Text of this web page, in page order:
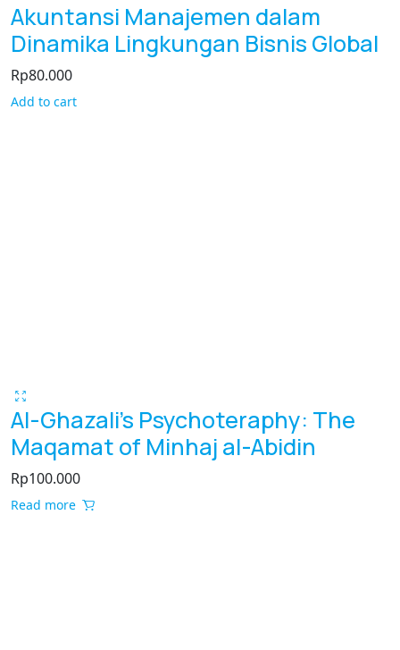
Akuntansi Manajemen dalam
Dinamika Lingkungan Bisnis Global
Rp80.000
Add to cart
Al-Ghazali’s Psychoteraphy: The
Maqamat of Minhaj al-Abidin
Rp100.000
Read more